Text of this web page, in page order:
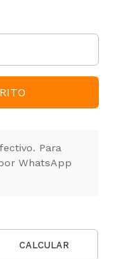
Para
WhatsApp
CALCULAR